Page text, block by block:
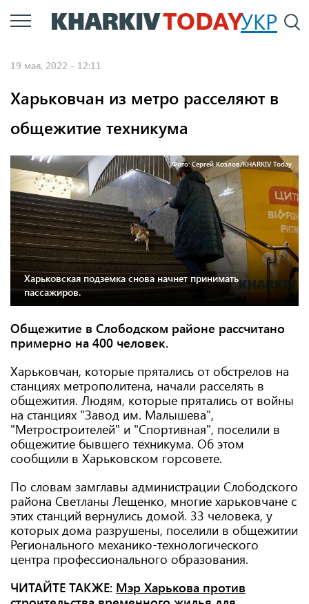
Перейти
к
УКР
19 мая, 2022 - 12:11
Харьковчан из метро расселяют в
общежитие техникума
Фото: Сергей Козлов/KHARKIV Today
Харьковская подземка снова начнет принимать
пассажиров.
Общежитие в Слободском районе рассчитано
примерно на 400 человек.
Харьковчан, которые прятались от обстрелов на
станциях метрополитена, начали расселять в
общежития. Людям, которые прятались от войны
на станциях "Завод им. Малышева",
"Метростроителей" и "Спортивная", поселили в
общежитие бывшего техникума. Об этом
сообщили в Харьковском горсовете.
По словам замглавы администрации Слободского
района Светланы Лещенко, многие харьковчане с
этих станций вернулись домой. 33 человека, у
которых дома разрушены, поселили в общежитии
Регионального механико-технологического
центра профессионального образования.
ЧИТАЙТЕ ТАКЖЕ: Мэр Харькова против